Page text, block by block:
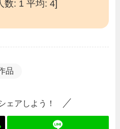
数: 1 平均: 4]
品
ェアしよう！